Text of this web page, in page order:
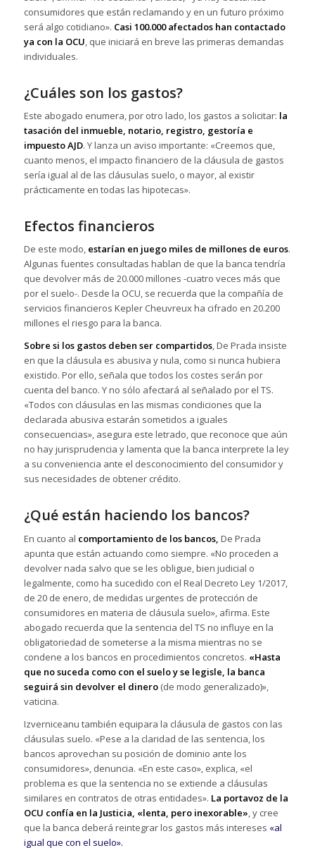
consumidores que están reclamando y en un futuro próximo
será algo cotidiano». Casi 100.000 afectados han contactado
ya con la OCU, que iniciará en breve las primeras demandas
individuales.
¿Cuáles son los gastos?
Este abogado enumera, por otro lado, los gastos a solicitar: la
tasación del inmueble, notario, registro, gestoría e
impuesto AJD. Y lanza un aviso importante: «Creemos que,
cuanto menos, el impacto financiero de la cláusula de gastos
sería igual al de las cláusulas suelo, o mayor, al existir
prácticamente en todas las hipotecas».
Efectos financieros
De este modo, estarían en juego miles de millones de euros.
Algunas fuentes consultadas hablan de que la banca tendría
que devolver más de 20.000 millones -cuatro veces más que
por el suelo-. Desde la OCU, se recuerda que la compañía de
servicios financieros Kepler Cheuvreux ha cifrado en 20.200
millones el riesgo para la banca.
Sobre si los gastos deben ser compartidos, De Prada insiste
en que la cláusula es abusiva y nula, como si nunca hubiera
existido. Por ello, señala que todos los costes serán por
cuenta del banco. Y no sólo afectará al señalado por el TS.
«Todos con cláusulas en las mismas condiciones que la
declarada abusiva estarán sometidos a iguales
consecuencias», asegura este letrado, que reconoce que aún
no hay jurisprudencia y lamenta que la banca interprete la ley
a su conveniencia ante el desconocimiento del consumidor y
sus necesidades de obtener crédito.
¿Qué están haciendo los bancos?
En cuanto al comportamiento de los bancos, De Prada
apunta que están actuando como siempre. «No proceden a
devolver nada salvo que se les obligue, bien judicial o
legalmente, como ha sucedido con el Real Decreto Ley 1/2017,
de 20 de enero, de medidas urgentes de protección de
consumidores en materia de cláusula suelo», afirma. Este
abogado recuerda que la sentencia del TS no influye en la
obligatoriedad de someterse a la misma mientras no se
condene a los bancos en procedimientos concretos. «Hasta
que no suceda como con el suelo y se legisle, la banca
seguirá sin devolver el dinero(de modo generalizado)»,
vaticina.
Izverniceanu también equipara la cláusula de gastos con las
cláusulas suelo. «Pese a la claridad de las sentencia, los
bancos aprovechan su posición de dominio ante los
consumidores», denuncia. «En este caso», explica, «el
problema es que la sentencia no se extiende a cláusulas
similares en contratos de otras entidades». La portavoz de la
OCU confía en la Justicia, «lenta, pero inexorable» , y cree
que la banca deberá reintegrar los gastos más intereses «al
igual que con el suelo».